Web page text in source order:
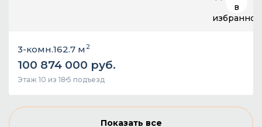
3-комн.162.7 м 2
100 874 000 руб.
Этаж 10 из 18 5 подъезд
Показать все